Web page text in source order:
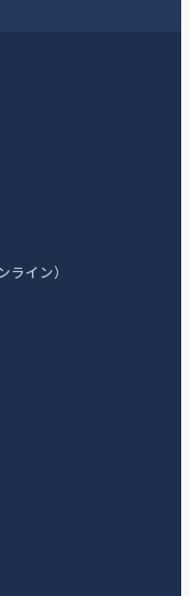
イン）